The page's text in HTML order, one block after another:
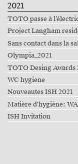
2021
TOTO passe à
Project Langham
Sans contact dans la
Olympia_2021
TOTO Desing Awards
WC hygiene
Nouveautes ISH 2021
Matière d'hygiène:
ISH Invitation